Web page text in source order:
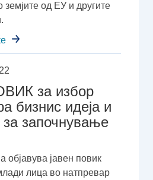
земјите од ЕУ и другите
за избор
бизнис идеја и
започнување
објавува јавен повик
лица во натпревар